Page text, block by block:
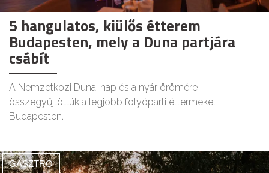
5 hangulatos, kiülős étterem
Budapesten, mely a Duna partjára
csábít
A Nemzetközi Duna-nap és a nyár örömére
összegyűjtöttük a legjobb folyóparti éttermeket
Budapesten.
GASZTRO